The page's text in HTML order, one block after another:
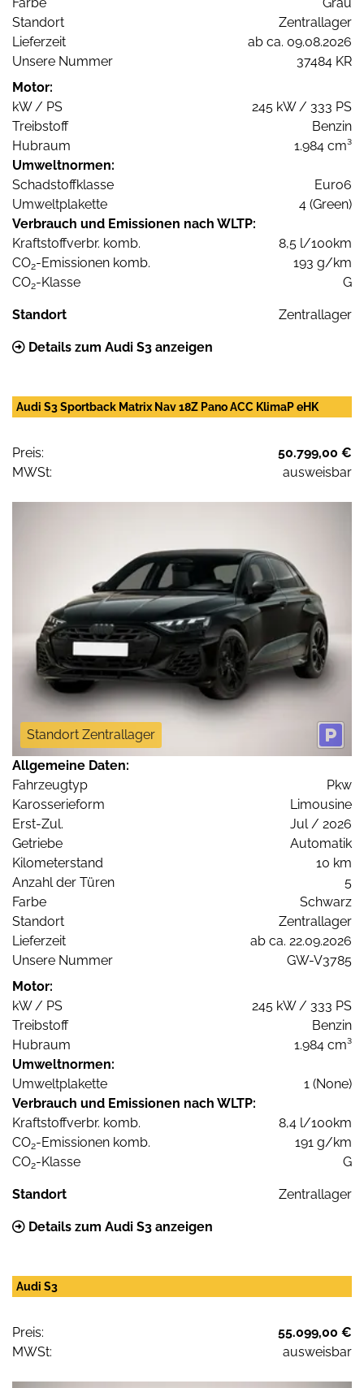
Standort
Zentrallager
Lieferzeit
ab ca. 09.08.2026
Unsere Nummer
37484 KR
Motor:
kW / PS
245 kW / 333 PS
Treibstoff
Benzin
Hubraum
1.984 cm³
Umweltnormen:
Schadstoffklasse
Euro6
Umweltplakette
4 (Green)
Verbrauch und Emissionen nach WLTP:
Kraftstoffverbr. komb.
8,5 l/100km
CO2-Emissionen komb.
193 g/km
CO2-Klasse G
Standort Zentrallager
Details zum Audi S3 anzeigen
Audi S3 Sportback Matrix Nav 18Z Pano ACC KlimaP eHK
Preis:
50.799,00 €
MWSt:
ausweisbar
Standort Zentrallager
Allgemeine Daten:
Fahrzeugtyp
Pkw
Karosserieform
Limousine
Erst-Zul.
Jul / 2026
Getriebe
Automatik
Kilometerstand
10 km
Anzahl der Türen
5
Farbe
Schwarz
Standort
Zentrallager
Lieferzeit
ab ca. 22.09.2026
Unsere Nummer
GW-V3785
Motor:
kW / PS
245 kW / 333 PS
Treibstoff
Benzin
Hubraum
1.984 cm³
Umweltnormen:
Umweltplakette
1 (None)
Verbrauch und Emissionen nach WLTP:
Kraftstoffverbr. komb.
8,4 l/100km
CO2-Emissionen komb.
191 g/km
CO2-Klasse G
Standort Zentrallager
Details zum Audi S3 anzeigen
Audi S3
Preis:
55.099,00 €
MWSt:
ausweisbar